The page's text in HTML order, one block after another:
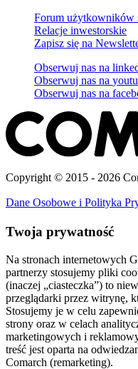
Forum użytkowników
Relacje inwestorskie
Zapisz się na
Obserwuj nas na
Obserwuj nas na
Obserwuj nas na
Copyright © 2015 - 2026
Dane Osobowe i Polityka
Twoja prywatność
Na stronach internetowych
partnerzy stosujemy pliki
(inaczej „ciasteczka”) to
przeglądarki przez witrynę,
Stosujemy je w celu
strony oraz w celach
marketingowych i
treść jest oparta na
Comarch (remarketing).